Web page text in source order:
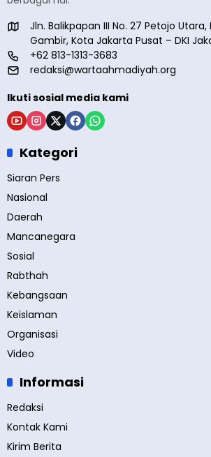
Jln. Balikpapan III No. 27 Petojo
Gambir, Kota Jakarta Pusat – DKI
+62 813-1313-3683
redaksi@wartaahmadiyah.org
Ikuti sosial media kami
Kategori
Siaran Pers
Nasional
Daerah
Mancanegara
Sosial
Rabthah
Kebangsaan
Keislaman
Organisasi
Video
Informasi
Redaksi
Kontak Kami
Kirim Berita